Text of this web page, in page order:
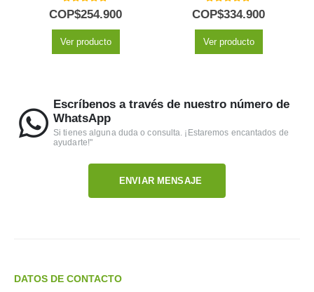
5.00out of 5
COP$254.900
Ver producto
5.00out of 5
COP$334.900
Ver producto
Escríbenos a través de nuestro número de
WhatsApp
Si tienes alguna duda o consulta. ¡Estaremos encantados de
ayudarte!"
ENVIAR MENSAJE
DATOS DE CONTACTO